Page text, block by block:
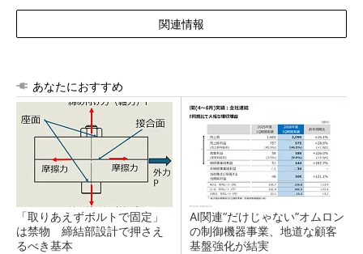
関連情報
あなたにおすすめ
「取りあえずボルトで固定」
は禁物 締結部設計で押さえ
るべき基本
AI関連“だけじゃない”オムロン
の制御機器事業、地道な顧客
基盤強化が結実